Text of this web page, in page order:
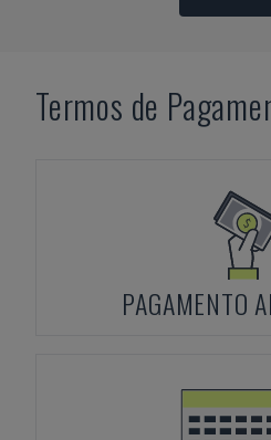
Termos de
PAGAMENTO